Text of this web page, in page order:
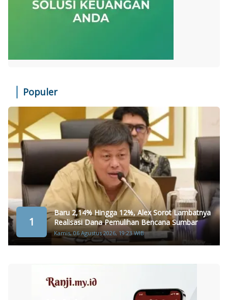
Populer
1
Baru 2,14% Hingga 12%, Alex Sorot Lambatnya
Realisasi Dana Pemulihan Bencana Sumbar
Kamis, 06 Agustus 2026, 19:23 WIB